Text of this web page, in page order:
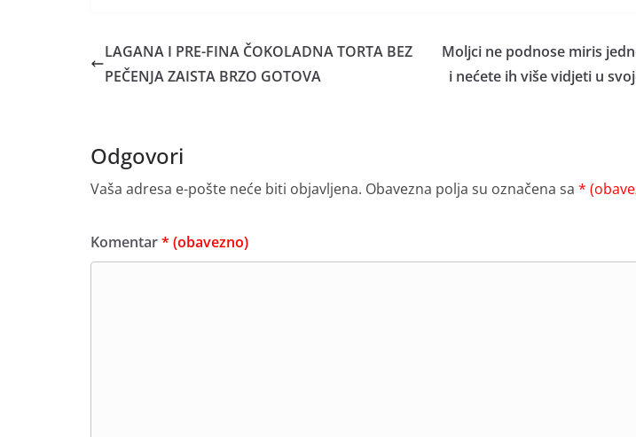
LAGANA I PRE-FINA ČOKOLADNA TORTA BEZ
PEČENJA ZAISTA BRZO GOTOVA
Moljci ne podnose miris
i nećete ih više vidjeti u
Odgovori
Vaša adresa e-pošte neće biti objavljena. Obavezna polja su označena sa *
Komentar* (obavezno)